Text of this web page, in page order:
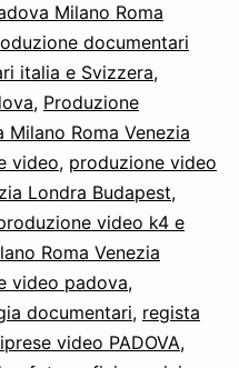
Milano Roma
documentari
italia e Svizzera,
, Produzione
Roma Venezia
video, produzione video
Londra Budapest,
video k4 e
Roma Venezia
video padova,
documentari, regista
video PADOVA,